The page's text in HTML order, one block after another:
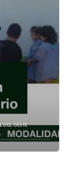
DEL OESTE